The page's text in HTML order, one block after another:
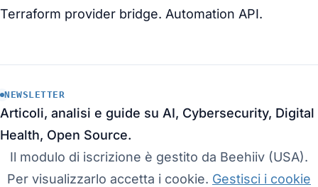
Terraform provider bridge. Automation API.
NEWSLETTER
Articoli, analisi e guide su AI, Cybersecurity, Digital
Health, Open Source.
Il modulo di iscrizione è gestito da Beehiiv (USA).
Per visualizzarlo accetta i cookie. Gestisci i cookie